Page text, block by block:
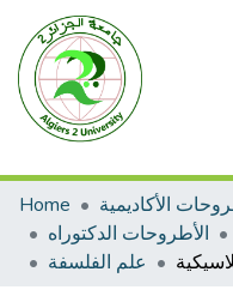
Home
الأطروحات الدكتوراه
علم الفلسفة